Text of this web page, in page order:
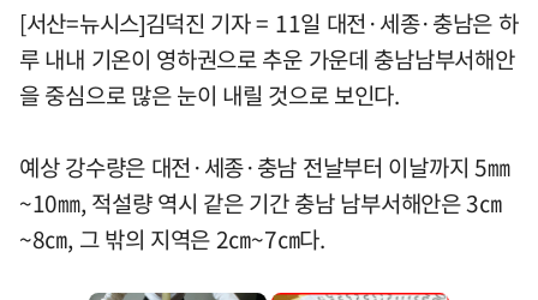
[서산=뉴시스]김덕진 기자 = 11일 대전·세종·충남은 하
루 내내 기온이 영하권으로 추운 가운데 충남남부서해안
을 중심으로 많은 눈이 내릴 것으로 보인다.
예상 강수량은 대전·세종·충남 전날부터 이날까지 5㎜
~10㎜, 적설량 역시 같은 기간 충남 남부서해안은 3㎝
~8㎝, 그 밖의 지역은 2㎝~7㎝다.